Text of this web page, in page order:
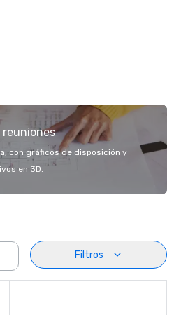
reuniones
con gráficos de disposición y
en 3D.
Filtros